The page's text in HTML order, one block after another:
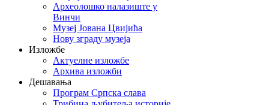
Археолошко налазиште у
Винчи
Музеј Јована Цвијића
Нову зграду музеја
Изложбе
Актуелне изложбе
Архива изложби
Дешавања
Програм Српска слава